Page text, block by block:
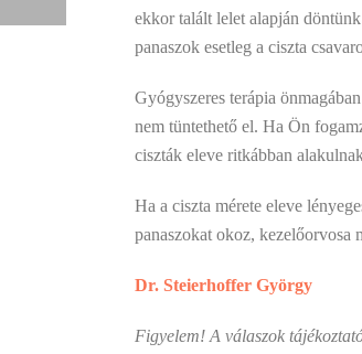
ekkor talált lelet alapján
panaszok esetleg a ciszta
Gyógyszeres terápia
nem tüntethető el. Ha Ön
ciszták eleve ritkábban
Ha a ciszta mérete eleve
panaszokat okoz, kezelőorvosa
Dr. Steierhoffer György
Figyelem! A válaszok